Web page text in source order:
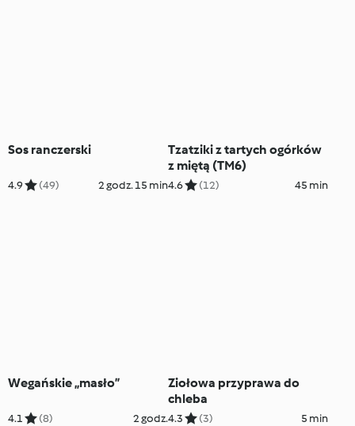
Sos ranczerski
4.9 (49) 2 godz. 15 min
Tzatziki z tartych ogórków
z miętą (TM6)
4.6 (12) 45 min
Wegańskie „masło”
4.1 (8) 2 godz.
Ziołowa przyprawa do
chleba
4.3 (3) 5 min